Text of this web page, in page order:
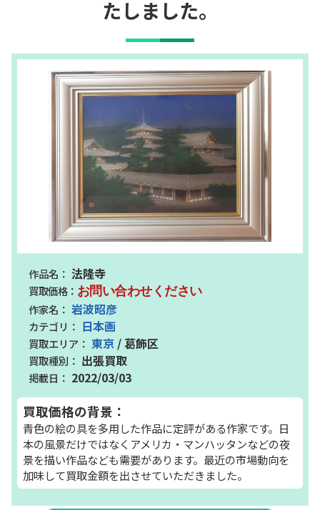
たしました。
法隆寺
お問い合わせください
岩波昭彦
日本画
東京 / 葛飾区
出張買取
2022/03/03
買取価格の背景：
青色の絵の具を多用した作品に定評がある作家です。日
本の風景だけではなくアメリカ・マンハッタンなどの夜
景を描い作品なども需要があります。最近の市場動向を
加味して買取金額を出させていただきました。